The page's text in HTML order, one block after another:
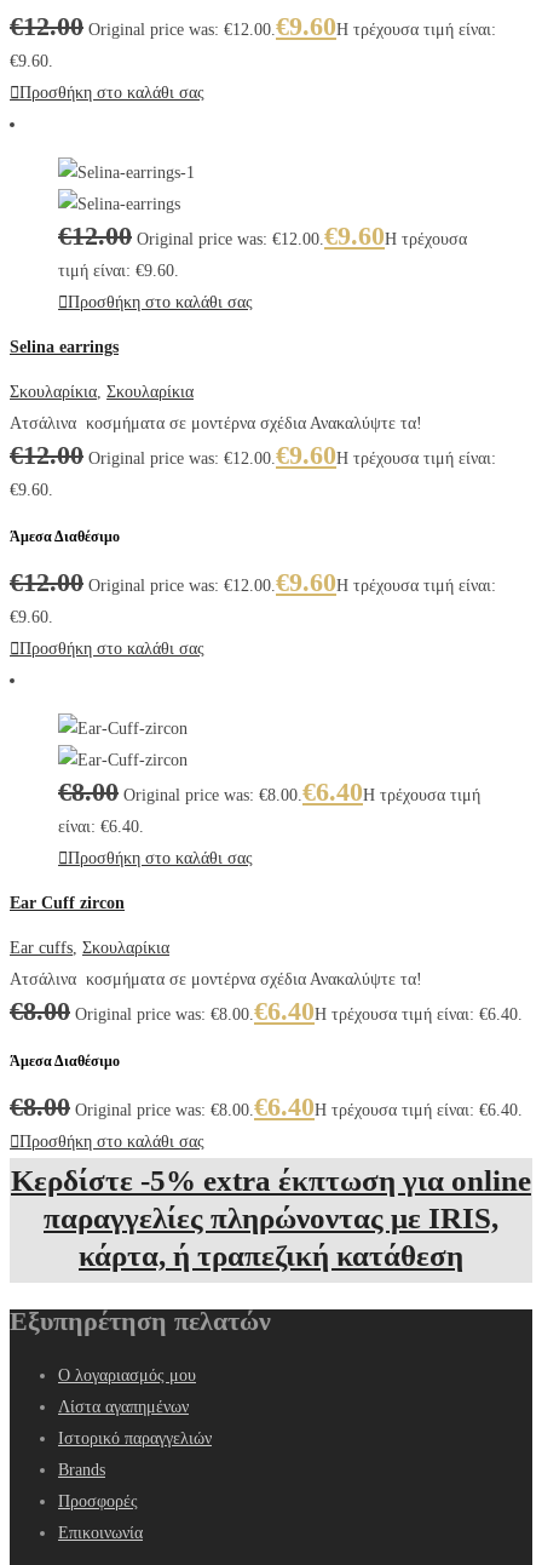
€12.00 Original price was: €12.00. €9.60Η τρέχουσα τιμή είναι:
€9.60.
Προσθήκη στο καλάθι σας
€12.00 Original price was: €12.00. €9.60Η τρέχουσα
τιμή είναι: €9.60.
Προσθήκη στο καλάθι σας
Selina earrings
Σκουλαρίκια Σκουλαρίκια
Ατσάλινα κοσμήματα σε μοντέρνα σχέδια Ανακαλύψτε τα!
€12.00 Original price was: €12.00. €9.60Η τρέχουσα τιμή είναι:
€9.60.
Άμεσα Διαθέσιμο
€12.00 Original price was: €12.00. €9.60Η τρέχουσα τιμή είναι:
€9.60.
Προσθήκη στο καλάθι σας
€8.00 Original price was: €8.00. €6.40Η τρέχουσα τιμή
είναι: €6.40.
Προσθήκη στο καλάθι σας
Ear Cuff zircon
Ear cuffs Σκουλαρίκια
Ατσάλινα κοσμήματα σε μοντέρνα σχέδια Ανακαλύψτε τα!
€8.00 Original price was: €8.00. €6.40Η τρέχουσα τιμή είναι: €6.40.
Άμεσα Διαθέσιμο
€8.00 Original price was: €8.00. €6.40Η τρέχουσα τιμή είναι: €6.40.
Προσθήκη στο καλάθι σας
Κερδίστε -5% extra έκπτωση για online
παραγγελίες πληρώνοντας με IRIS,
κάρτα, ή τραπεζική κατάθεση
Εξυπηρέτηση πελατών
Ο λογαριασμός μου
Λίστα αγαπημένων
Ιστορικό παραγγελιών
Brands
Προσφορές
Επικοινωνία